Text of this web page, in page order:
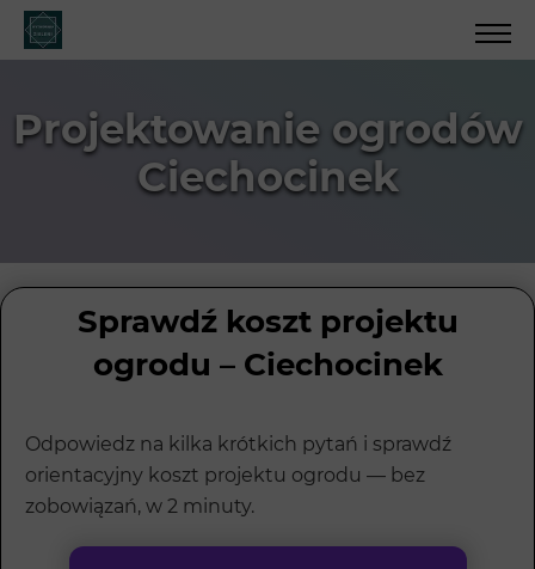
Projektowanie ogrodów
Ciechocinek
Sprawdź koszt projektu
ogrodu – Ciechocinek
Odpowiedz na kilka krótkich pytań i sprawdź
orientacyjny koszt projektu ogrodu — bez
zobowiązań, w 2 minuty.